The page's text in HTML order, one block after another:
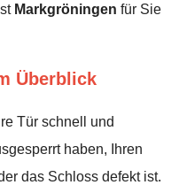
Markgröningen für Sie
Überblick
Tür schnell und
haben, Ihren
das Schloss defekt ist.